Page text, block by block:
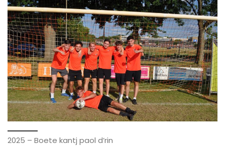
2025 – Boete kantj paol d’rin